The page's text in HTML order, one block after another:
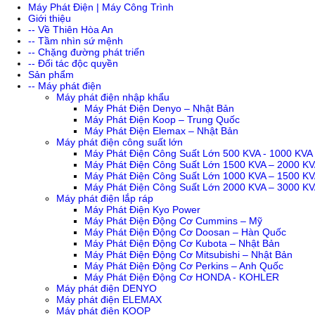
Máy Phát Điện | Máy Công Trình
Giới thiệu
-- Về Thiên Hòa An
-- Tầm nhìn sứ mệnh
-- Chặng đường phát triển
-- Đối tác độc quyền
Sản phẩm
-- Máy phát điện
Máy phát điện nhập khẩu
Máy Phát Điện Denyo – Nhật Bản
Máy Phát Điện Koop – Trung Quốc
Máy Phát Điện Elemax – Nhật Bản
Máy phát điện công suất lớn
Máy Phát Điện Công Suất Lớn 500 KVA - 1000 KVA
Máy Phát Điện Công Suất Lớn 1500 KVA – 2000
Máy Phát Điện Công Suất Lớn 1000 KVA – 1500
Máy Phát Điện Công Suất Lớn 2000 KVA – 3000
Máy phát điện lắp ráp
Máy Phát Điện Kyo Power
Máy Phát Điện Động Cơ Cummins – Mỹ
Máy Phát Điện Động Cơ Doosan – Hàn Quốc
Máy Phát Điện Động Cơ Kubota – Nhật Bản
Máy Phát Điện Động Cơ Mitsubishi – Nhật Bản
Máy Phát Điện Động Cơ Perkins – Anh Quốc
Máy Phát Điện Động Cơ HONDA - KOHLER
Máy phát điện DENYO
Máy phát điện ELEMAX
Máy phát điện KOOP